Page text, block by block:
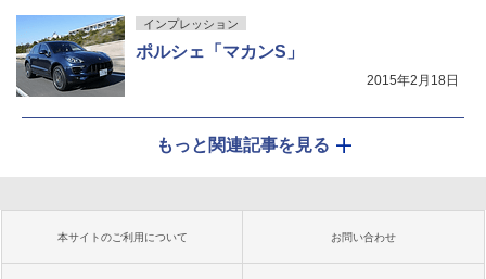
インプレッション
ポルシェ「マカンS」
2015年2月18日
もっと関連記事を見る
本サイトのご利用について お問い合わせ